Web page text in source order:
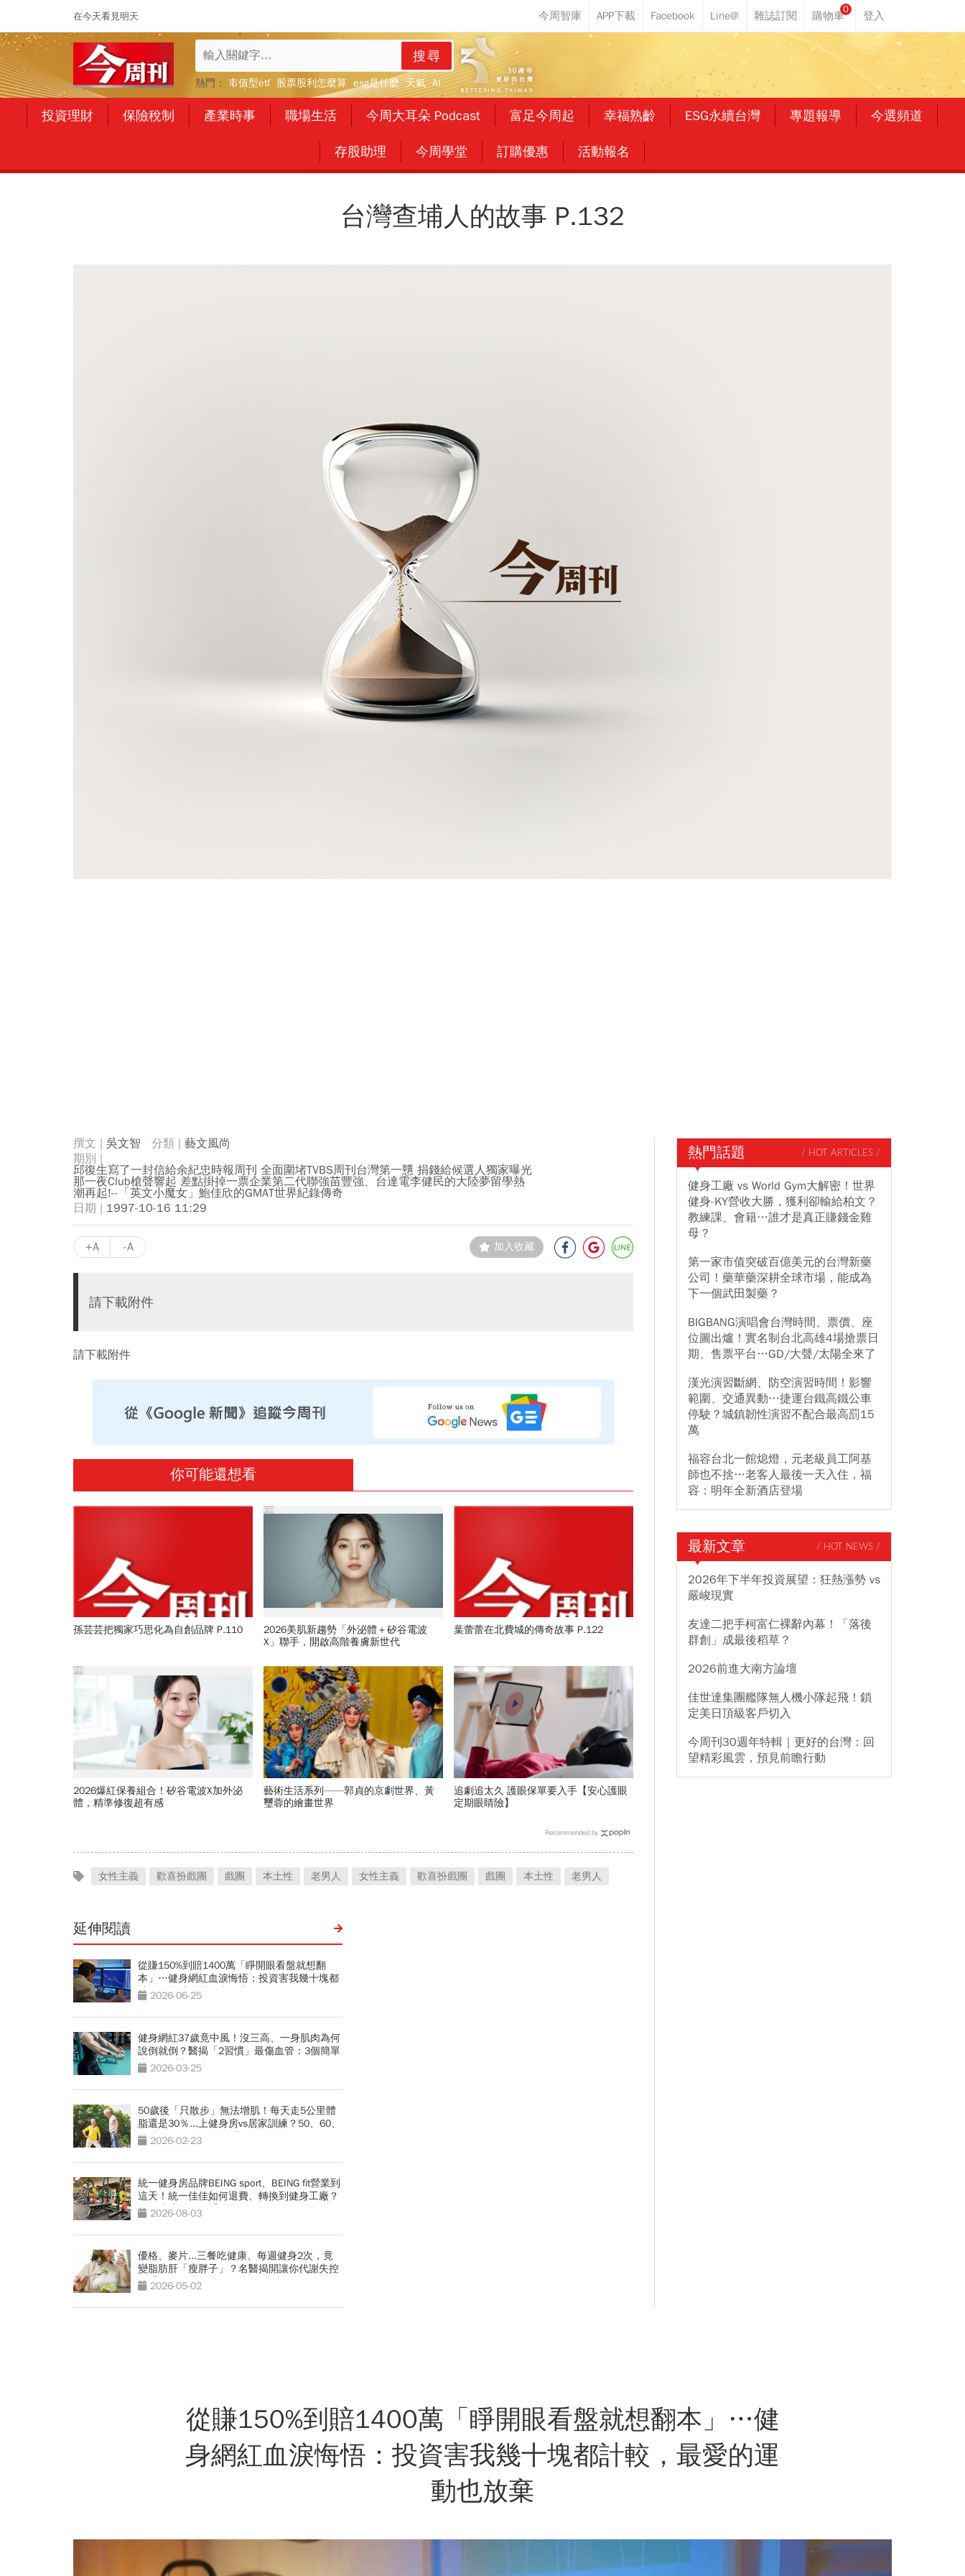
在今天看見明天
0
搜尋
熱門： 市值型etf 股票股利怎麼算 esg是什麼 天氣 AI
投資理財 保險稅制 產業時事 職場生活 今周大耳朵 Podcast 富足今周起 幸福熟齡 ESG永續台灣 專題報導 今選頻道
存股助理 今周學堂 訂購優惠 活動報名
台灣查埔人的故事 P.132
吳文智
藝文風尚
邱復生寫了一封信給余紀忠時報周刊 全面圍堵TVBS周刊台灣第一戇 捐錢給候選人獨家曝光
那一夜Club槍聲響起 差點掛掉一票企業第二代聯強苗豐強、台達電李健民的大陸夢留學熱
潮再起!--「英文小魔女」鮑佳欣的GMAT世界紀錄傳奇
1997-10-16 11:29
+A -A 加入收藏
請下載附件
請下載附件
你可能還想看
孫芸芸把獨家巧思化為自創品牌 P.110
2026美肌新趨勢「外泌體＋矽谷電波
X」聯手，開啟高階養膚新世代
PR
葉蕾蕾在北費城的傳奇故事 P.122
2026爆紅保養組合！矽谷電波X加外泌
體，精準修復超有感
PR
藝術生活系列——郭貞的京劇世界、黃
璽蓉的繪畫世界
追劇追太久 護眼保單要入手【安心護眼
定期眼睛險】
PR
Recommended by
女性主義 歡喜扮戲團 戲團 本土性 老男人 女性主義 歡喜扮戲團 戲團 本土性 老男人
延伸閱讀
從賺150%到賠1400萬「睜開眼看盤就想翻
本」…健身網紅血淚悔悟：投資害我幾十塊都
計較，最愛的運動也放棄
2026-06-25
健身網紅37歲竟中風！沒三高、一身肌肉為何
說倒就倒？醫揭「2習慣」最傷血管：3個簡單
小動作測中風跡象
2026-03-25
50歲後「只散步」無法增肌！每天走5公里體
脂還是30％...上健身房vs居家訓練？50、60、
70歲長肌肉策略一次看
2026-02-23
統一健身房品牌BEING sport、BEING fit營業到
這天！統一佳佳如何退費、轉換到健身工廠？
20年老字號為何退出
2026-08-03
優格、麥片...三餐吃健康、每週健身2次，竟
變脂肪肝「瘦胖子」？名醫揭開讓你代謝失控
的「早餐陷阱」
2026-05-02
熱門話題 / HOT ARTICLES /
健身工廠 vs World Gym大解密！世界
健身-KY營收大勝，獲利卻輸給柏文？
教練課、會籍…誰才是真正賺錢金雞
母？
第一家市值突破百億美元的台灣新藥
公司！藥華藥深耕全球市場，能成為
下一個武田製藥？
BIGBANG演唱會台灣時間、票價、座
位圖出爐！實名制台北高雄4場搶票日
期、售票平台…GD/大聲/太陽全來了
漢光演習斷網、防空演習時間！影響
範圍、交通異動…捷運台鐵高鐵公車
停駛？城鎮韌性演習不配合最高罰15
萬
福容台北一館熄燈，元老級員工阿基
師也不捨…老客人最後一天入住，福
容：明年全新酒店登場
最新文章 / HOT NEWS /
2026年下半年投資展望：狂熱漲勢 vs
嚴峻現實
友達二把手柯富仁裸辭內幕！「落後
群創」成最後稻草？
2026前進大南方論壇
佳世達集團艦隊無人機小隊起飛！鎖
定美日頂級客戶切入
今周刊30週年特輯｜更好的台灣：回
望精彩風雲，預見前瞻行動
從賺150%到賠1400萬「睜開眼看盤就想翻本」…健
身網紅血淚悔悟：投資害我幾十塊都計較，最愛的運
動也放棄